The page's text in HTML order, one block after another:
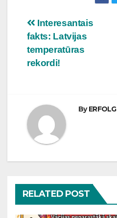
Ziņu
izvēlne
Interesantais
fakts: Latvijas
temperatūras
rekordi!
ByERFOLG
RELATED POST